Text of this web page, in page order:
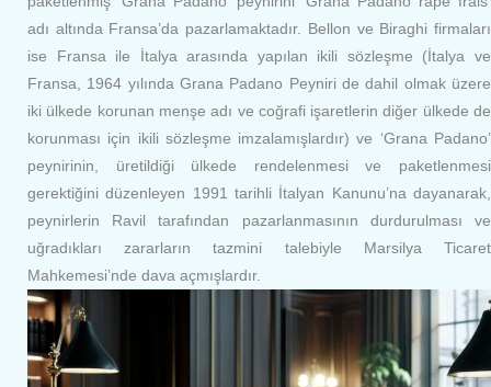
adı altında Fransa’da pazarlamaktadır. Bellon ve Biraghi firmaları
ise Fransa ile İtalya arasında yapılan ikili sözleşme (İtalya ve
Fransa, 1964 yılında Grana Padano Peyniri de dahil olmak üzere
iki ülkede korunan menşe adı ve coğrafi işaretlerin diğer ülkede de
korunması için ikili sözleşme imzalamışlardır) ve ‘Grana Padano’
peynirinin, üretildiği ülkede rendelenmesi ve paketlenmesi
gerektiğini düzenleyen 1991 tarihli İtalyan Kanunu’na dayanarak,
peynirlerin Ravil tarafından pazarlanmasının durdurulması ve
uğradıkları zararların tazmini talebiyle Marsilya Ticaret
Mahkemesi’nde dava açmışlardır.